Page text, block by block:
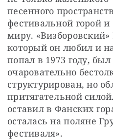
песенного
фестивальной горой
миру.
который он любил и
попал в 1973 году,
очаровательно
структурирован, но
притягательной
оставил в Фанских
осталась на поляне
фестиваля».